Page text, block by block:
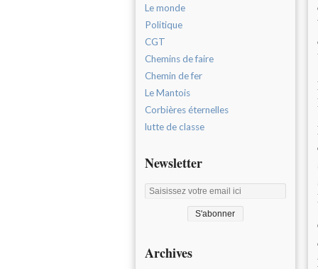
Le monde
Politique
CGT
Chemins de faire
Chemin de fer
Le Mantois
Corbières éternelles
lutte de classe
Newsletter
Archives